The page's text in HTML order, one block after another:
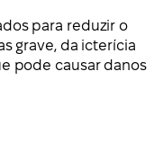
para reduzir o
grave, da icterícia
pode causar danos